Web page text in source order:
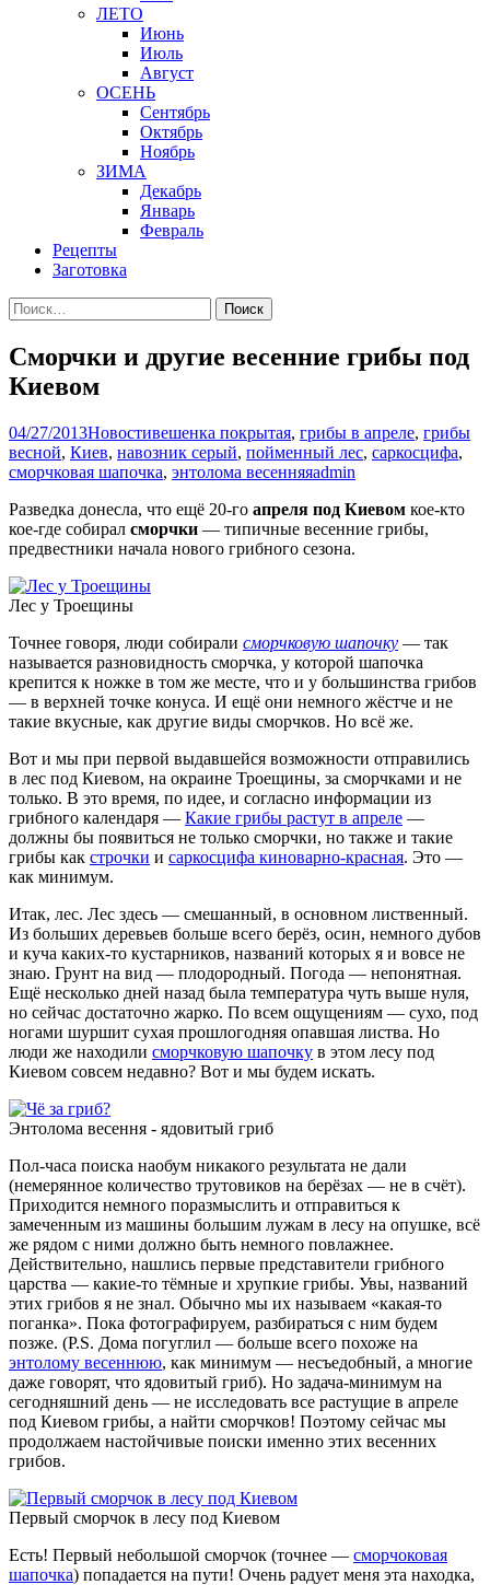
ЛЕТО
Июнь
Июль
Август
ОСЕНЬ
Сентябрь
Октябрь
Ноябрь
ЗИМА
Декабрь
Январь
Февраль
Рецепты
Заготовка
Найти:
Сморчки и другие весенние грибы под
Киевом
04/27/2013Новостивешенка покрытая, грибы в апреле, грибы
весной, Киев, навозник серый, пойменный лес, саркосцифа,
сморчковая шапочка, энтолома весенняяadmin
Разведка донесла, что ещё 20-го апреля под Киевом кое-кто
кое-где собирал сморчки — типичные весенние грибы,
предвестники начала нового грибного сезона.
Лес у Троещины
Точнее говоря, люди собирали сморчковую шапочку — так
называется разновидность сморчка, у которой шапочка
крепится к ножке в том же месте, что и у большинства грибов
— в верхней точке конуса. И ещё они немного жёстче и не
такие вкусные, как другие виды сморчков. Но всё же.
Вот и мы при первой выдавшейся возможности отправились
в лес под Киевом, на окраине Троещины, за сморчками и не
только. В это время, по идее, и согласно информации из
грибного календаря — Какие грибы растут в апреле —
должны бы появиться не только сморчки, но также и такие
грибы как строчки и саркосцифа киноварно-красная. Это —
как минимум.
Итак, лес. Лес здесь — смешанный, в основном лиственный.
Из больших деревьев больше всего берёз, осин, немного дубов
и куча каких-то кустарников, названий которых я и вовсе не
знаю. Грунт на вид — плодородный. Погода — непонятная.
Ещё несколько дней назад была температура чуть выше нуля,
но сейчас достаточно жарко. По всем ощущениям — сухо, под
ногами шуршит сухая прошлогодняя опавшая листва. Но
люди же находили сморчковую шапочку в этом лесу под
Киевом совсем недавно? Вот и мы будем искать.
Энтолома весення - ядовитый гриб
Пол-часа поиска наобум никакого результата не дали
(немерянное количество трутовиков на берёзах — не в счёт).
Приходится немного поразмыслить и отправиться к
замеченным из машины большим лужам в лесу на опушке, всё
же рядом с ними должно быть немного повлажнее.
Действительно, нашлись первые представители грибного
царства — какие-то тёмные и хрупкие грибы. Увы, названий
этих грибов я не знал. Обычно мы их называем «какая-то
поганка». Пока фотографируем, разбираться с ним будем
позже. (P.S. Дома погуглил — больше всего похоже на
энтолому весеннюю, как минимум — несъедобный, а многие
даже говорят, что ядовитый гриб). Но задача-минимум на
сегодняшний день — не исследовать все растущие в апреле
под Киевом грибы, а найти сморчков! Поэтому сейчас мы
продолжаем настойчивые поиски именно этих весенних
грибов.
Первый сморчок в лесу под Киевом
Есть! Первый небольшой сморчок (точнее — сморчоковая
шапочка) попадается на пути! Очень радует меня эта находка,